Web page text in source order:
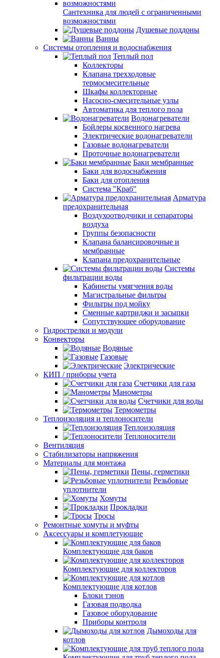
Сантехника для людей с ограниченными
возможностями
Душевые поддоны
Ванны
Системы отопления и водоснабжения
Теплый пол
Коллекторы
Клапана трехходовые
термосмесительные
Шкафы коллекторные
Насосно-смесительные узлы
Автоматика для теплого пола
Водонагреватели
Бойлеры косвенного нагрева
Электрические водонагреватели
Газовые водонагреватели
Проточные водонагреватели
Баки мембранные
Баки для водоснабжения
Баки для отопления
Система "Краб"
Арматура
предохранительная
Воздухоотводчики и сепараторы
воздуха
Группы безопасности
Клапана балансировочные и
мембранные
Клапана предохранительные
Системы
фильтрации воды
Кабинеты умягчения воды
Магистральные фильтры
Фильтры под мойку
Сменные картриджи и засыпки
Сопутствующее оборудование
Гидрострелки и модули
Конвекторы
Водяные
Газовые
Электрические
КИП / приборы учета
Счетчики для газа
Манометры
Счетчики для воды
Термометры
Теплоизоляция и теплоносители
Теплоизоляция
Теплоносители
Вентиляция
Стабилизаторы напряжения
Материалы для монтажа
Пены, герметики
Резьбовые
уплотнители
Хомуты
Прокладки
Тросы
Ремонтные хомуты и муфты
Аксессуары и комплетующие
Комплектующие для баков
Комплектующие для коллекторов
Комплектующие для котлов
Блоки тэнов
Газовая подводка
Газовое оборудование
Приборы контроля
Дымоходы для
котлов